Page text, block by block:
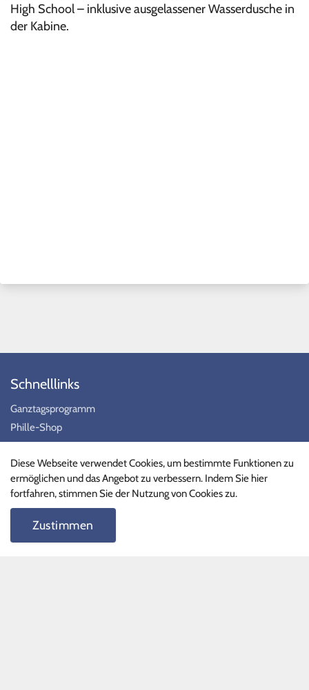
High School – inklusive ausgelassener Wasserdusche in
der Kabine.
Schnelllinks
Ganztagsprogramm
Phille-Shop
FAQ
Schnelllinks II
Terminkalender
Formulare
Unterrichtszeiten
Diese Webseite verwendet Cookies, um bestimmte Funktionen zu
ermöglichen und das Angebot zu verbessern. Indem Sie hier
fortfahren, stimmen Sie der Nutzung von Cookies zu.
Zustimmen